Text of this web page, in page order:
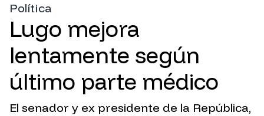
Política
Lugo mejora
lentamente según
último parte médico
El senador y ex presidente de la República,